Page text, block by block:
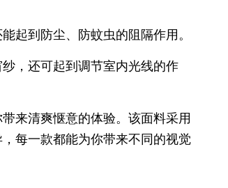
起到防尘、防蚊虫的阻隔作用。
，还可起到调节室内光线的作
来清爽惬意的体验。该面料采用
每一款都能为你带来不同的视觉